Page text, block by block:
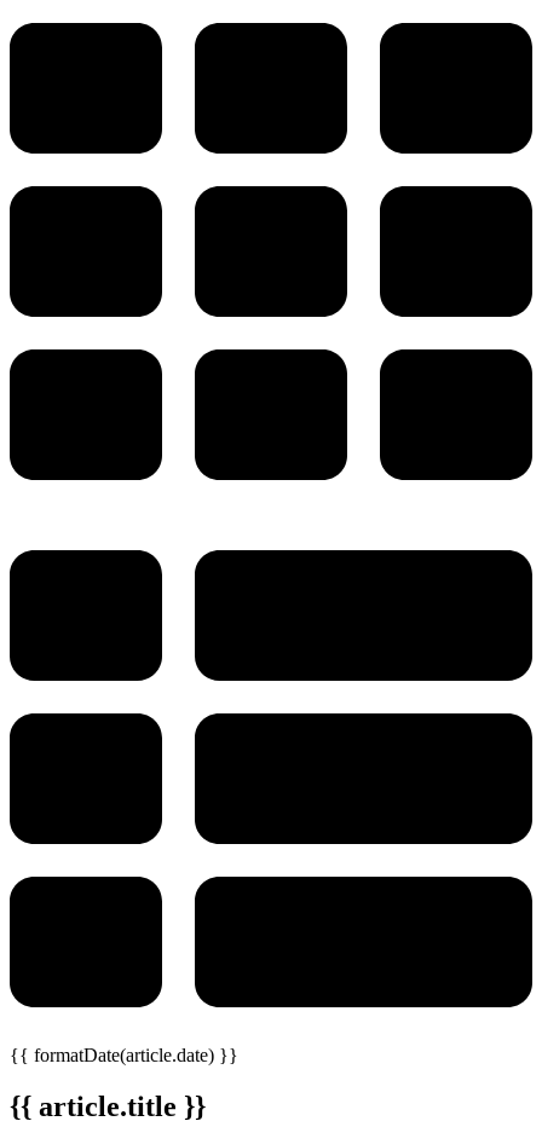
{{ formatDate(article.date) }}
{{ article.title }}